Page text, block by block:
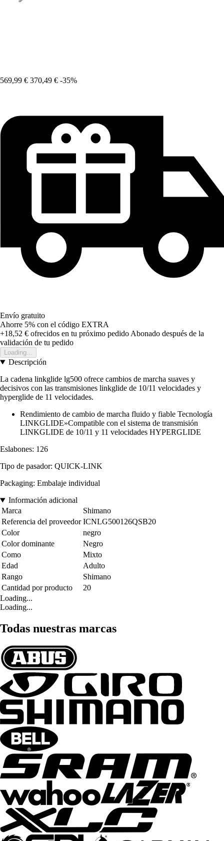
569,99 € 370,49 € -35%
Envío gratuito
Ahorre 5% con el código EXTRA
+18,52 € ofrecidos en tu próximo pedido Abonado después de la
validación de tu pedido
Loading...
Descripción
La cadena linkglide lg500 ofrece cambios de marcha suaves y
decisivos con las transmisiones linkglide de 10/11 velocidades y
hyperglide de 11 velocidades.
Rendimiento de cambio de marcha fluido y fiable Tecnología
LINKGLIDE»Compatible con el sistema de transmisión
LINKGLIDE de 10/11 y 11 velocidades HYPERGLIDE
Eslabones: 126
Tipo de pasador: QUICK-LINK
Packaging: Embalaje individual
Información adicional
Marca
Shimano
Referencia del proveedor ICNLG500126QSB20
Color
negro
Color dominante
Negro
Como
Mixto
Edad
Adulto
Rango
Shimano
Cantidad por producto
20
Loading...
Loading...
Todas nuestras marcas